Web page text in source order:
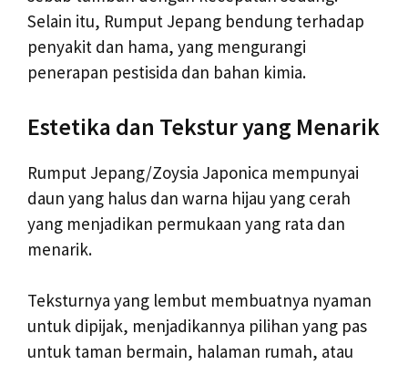
Selain itu, Rumput Jepang bendung terhadap
penyakit dan hama, yang mengurangi
penerapan pestisida dan bahan kimia.
Estetika dan Tekstur yang Menarik
Rumput Jepang/Zoysia Japonica mempunyai
daun yang halus dan warna hijau yang cerah
yang menjadikan permukaan yang rata dan
menarik.
Teksturnya yang lembut membuatnya nyaman
untuk dipijak, menjadikannya pilihan yang pas
untuk taman bermain, halaman rumah, atau